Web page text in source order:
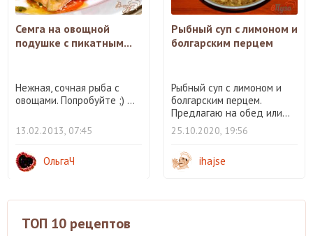
Семга на овощной
подушке с пикатным...
Нежная, сочная рыба с
овощами. Попробуйте ;) ...
13.02.2013, 07:45
ОльгаЧ
Рыбный суп с лимоном и
болгарским перцем
Рыбный суп с лимоном и
болгарским перцем.
Предлагаю на обед или...
25.10.2020, 19:56
ihajse
ТОП 10 рецептов